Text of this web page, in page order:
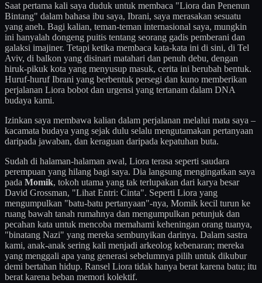
Saat pertama kali saya duduk untuk membaca "Liora dan Penenun
Bintang" dalam bahasa ibu saya, Ibrani, saya merasakan sesuatu
yang aneh. Bagi kalian, teman-teman internasional saya, mungkin
ini hanyalah dongeng puitis tentang seorang gadis pemberani dan
galaksi imajiner. Tetapi ketika membaca kata-kata ini di sini, di Tel
Aviv, di balkon yang disinari matahari dan penuh debu, dengan
hiruk-pikuk kota yang menyusup masuk, cerita ini berubah bentuk.
Huruf-huruf Ibrani yang berbentuk persegi dan kuno memberikan
perjalanan Liora bobot dan urgensi yang tertanam dalam DNA
budaya kami.
Izinkan saya membawa kalian dalam perjalanan melalui mata saya –
kacamata budaya yang sejak dulu selalu mengutamakan pertanyaan
daripada jawaban, dan keraguan daripada kepatuhan buta.
Sudah di halaman-halaman awal, Liora terasa seperti saudara
perempuan yang hilang bagi saya. Dia langsung mengingatkan saya
pada Momik, tokoh utama yang tak terlupakan dari karya besar
David Grossman, "Lihat Entri: Cinta". Seperti Liora yang
mengumpulkan "batu-batu pertanyaan"-nya, Momik kecil turun ke
ruang bawah tanah rumahnya dan mengumpulkan petunjuk dan
pecahan kata untuk mencoba memahami keheningan orang tuanya,
"binatang Nazi" yang mereka sembunyikan darinya. Dalam sastra
kami, anak-anak sering kali menjadi arkeolog kebenaran; mereka
yang menggali apa yang generasi sebelumnya pilih untuk dikubur
demi bertahan hidup. Ransel Liora tidak hanya berat karena batu; itu
berat karena beban memori kolektif.